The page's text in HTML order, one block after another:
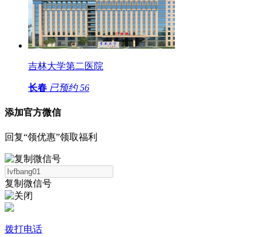
吉林大学第二医院
长春 已预约 56
添加官方微信
回复“领优惠”领取福利
复制微信号
拨打电话